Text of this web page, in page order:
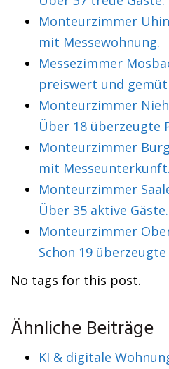
Monteurzimmer
mit Messewohnung.
Messezimmer
preiswert und
Monteurzimmer
Über 18 überzeugte
Monteurzimmer
mit Messeunterkunft.
Monteurzimmer
Über 35 aktive Gäste.
Monteurzimmer
Schon 19
No tags for this post.
Ähnliche Beiträge
KI & digitale